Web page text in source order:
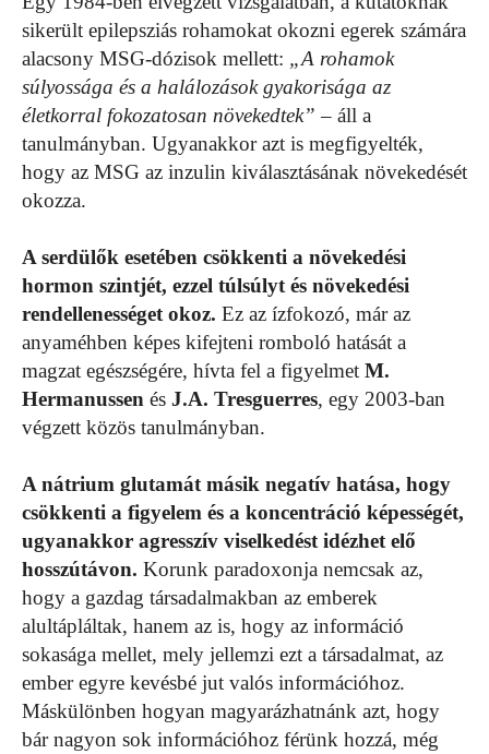
sikerült epilepsziás rohamokat okozni egerek számára
alacsony MSG-dózisok mellett: „A rohamok
súlyossága és a halálozások gyakorisága az
életkorral fokozatosan növekedtek” – áll a
tanulmányban. Ugyanakkor azt is megfigyelték,
hogy az MSG az inzulin kiválasztásának növekedését
okozza.
A serdülők esetében csökkenti a növekedési
hormon szintjét, ezzel túlsúlyt és növekedési
rendellenességet okoz. Ez az ízfokozó, már az
anyaméhben képes kifejteni romboló hatását a
magzat egészségére, hívta fel a figyelmet M.
Hermanussen és J.A. Tresguerres, egy 2003-ban
végzett közös tanulmányban.
A nátrium glutamát másik negatív hatása, hogy
csökkenti a figyelem és a koncentráció képességét,
ugyanakkor agresszív viselkedést idézhet elő
hosszútávon. Korunk paradoxonja nemcsak az,
hogy a gazdag társadalmakban az emberek
alultápláltak, hanem az is, hogy az információ
sokasága mellet, mely jellemzi ezt a társadalmat, az
ember egyre kevésbé jut valós információhoz.
Máskülönben hogyan magyarázhatnánk azt, hogy
bár nagyon sok információhoz férünk hozzá, még